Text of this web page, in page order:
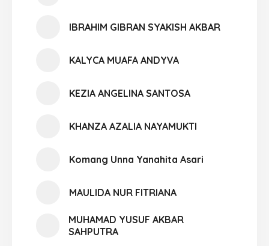
IBRAHIM GIBRAN SYAKISH AKBAR
KALYCA MUAFA ANDYVA
KEZIA ANGELINA SANTOSA
KHANZA AZALIA NAYAMUKTI
Komang Unna Yanahita Asari
MAULIDA NUR FITRIANA
MUHAMAD YUSUF AKBAR
SAHPUTRA